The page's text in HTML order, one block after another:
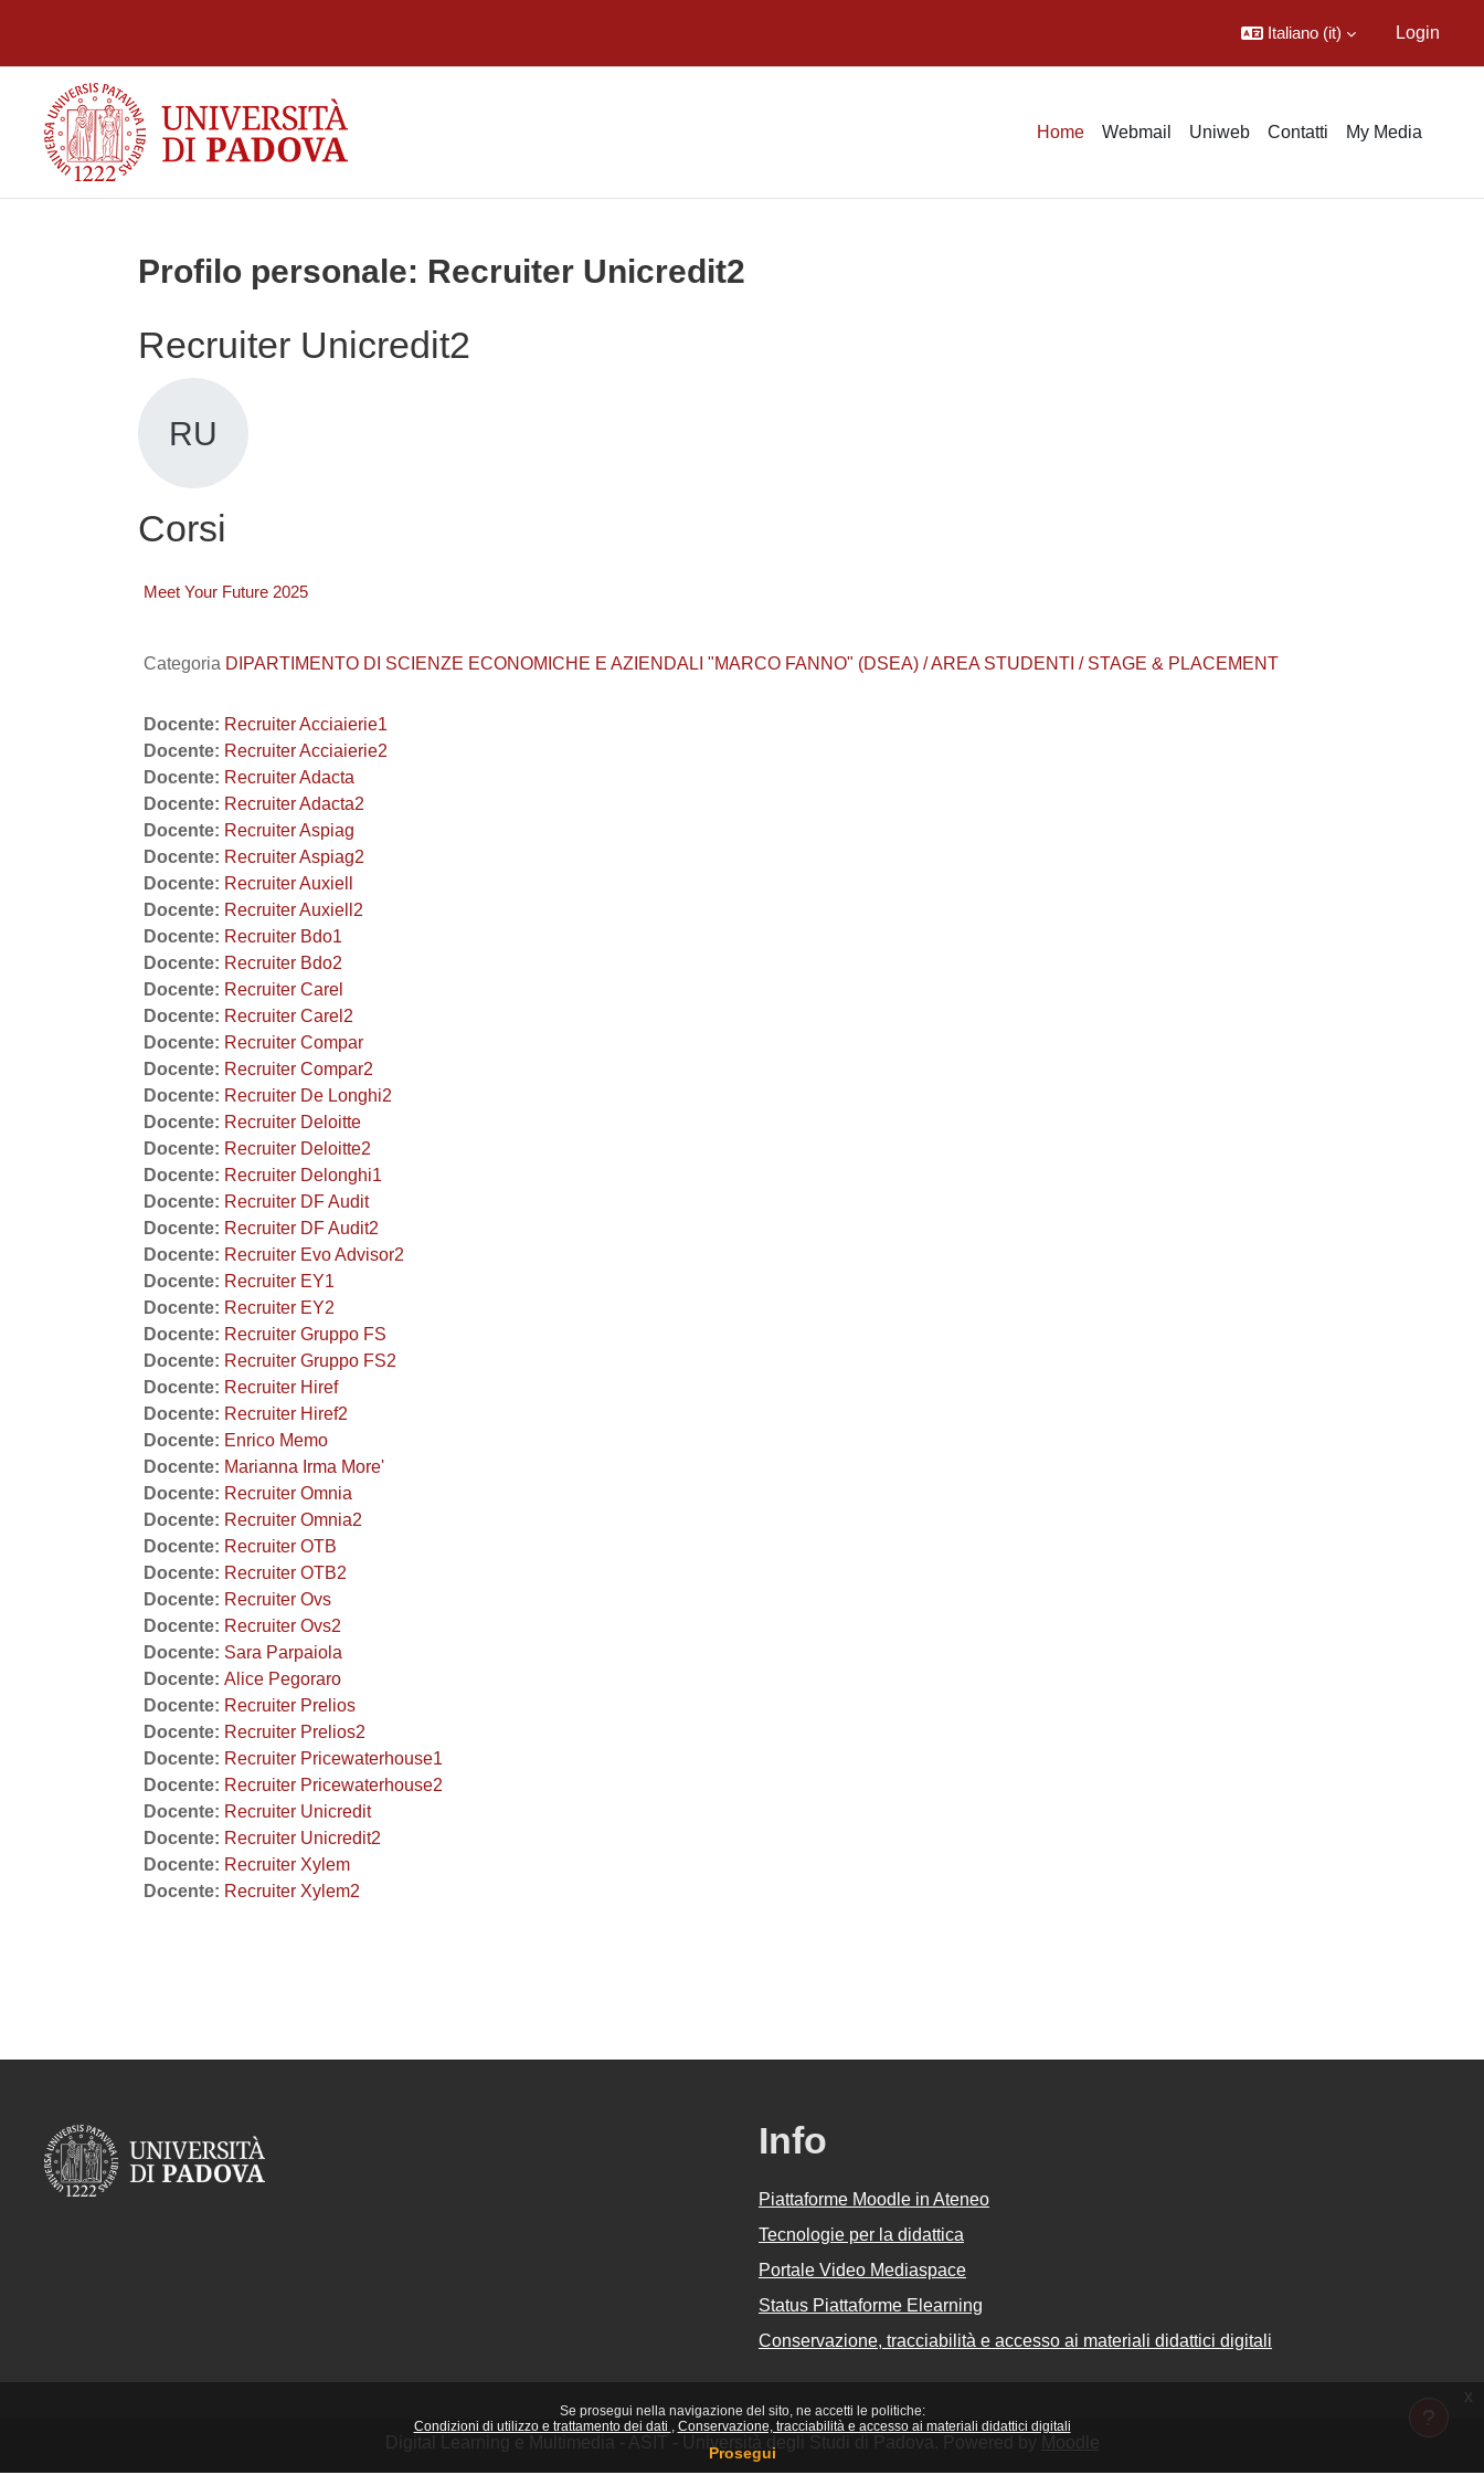
Se prosegui nella navigazione del sito, ne accetti le politiche:
Condizioni di utilizzo e trattamento dei dati
Conservazione, tracciabilità e accesso ai materiali didattici digitali
Prosegui
x
Italiano ‎(it)‎ Login
Home Webmail Uniweb Contatti My Media
Profilo personale: Recruiter Unicredit2
Recruiter Unicredit2
RU
Corsi
Meet Your Future 2025
Categoria DIPARTIMENTO DI SCIENZE ECONOMICHE E AZIENDALI "MARCO FANNO" (DSEA) / AREA STUDENTI / STAGE & PLACEMENT
Docente: Recruiter Acciaierie1
Docente: Recruiter Acciaierie2
Docente: Recruiter Adacta
Docente: Recruiter Adacta2
Docente: Recruiter Aspiag
Docente: Recruiter Aspiag2
Docente: Recruiter Auxiell
Docente: Recruiter Auxiell2
Docente: Recruiter Bdo1
Docente: Recruiter Bdo2
Docente: Recruiter Carel
Docente: Recruiter Carel2
Docente: Recruiter Compar
Docente: Recruiter Compar2
Docente: Recruiter De Longhi2
Docente: Recruiter Deloitte
Docente: Recruiter Deloitte2
Docente: Recruiter Delonghi1
Docente: Recruiter DF Audit
Docente: Recruiter DF Audit2
Docente: Recruiter Evo Advisor2
Docente: Recruiter EY1
Docente: Recruiter EY2
Docente: Recruiter Gruppo FS
Docente: Recruiter Gruppo FS2
Docente: Recruiter Hiref
Docente: Recruiter Hiref2
Docente: Enrico Memo
Docente: Marianna Irma More'
Docente: Recruiter Omnia
Docente: Recruiter Omnia2
Docente: Recruiter OTB
Docente: Recruiter OTB2
Docente: Recruiter Ovs
Docente: Recruiter Ovs2
Docente: Sara Parpaiola
Docente: Alice Pegoraro
Docente: Recruiter Prelios
Docente: Recruiter Prelios2
Docente: Recruiter Pricewaterhouse1
Docente: Recruiter Pricewaterhouse2
Docente: Recruiter Unicredit
Docente: Recruiter Unicredit2
Docente: Recruiter Xylem
Docente: Recruiter Xylem2
Info
Piattaforme Moodle in Ateneo
Tecnologie per la didattica
Portale Video Mediaspace
Status Piattaforme Elearning
Conservazione, tracciabilità e accesso ai materiali didattici digitali
Digital Learning e Multimedia - ASIT - Università degli Studi di Padova. Powered by Moodle